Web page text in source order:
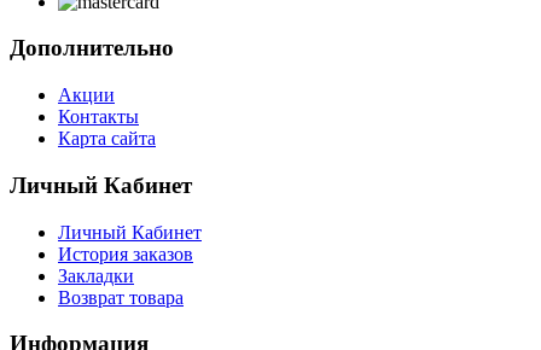
Дополнительно
Акции
Контакты
Карта сайта
Личный Кабинет
Личный Кабинет
История заказов
Закладки
Возврат товара
Информация